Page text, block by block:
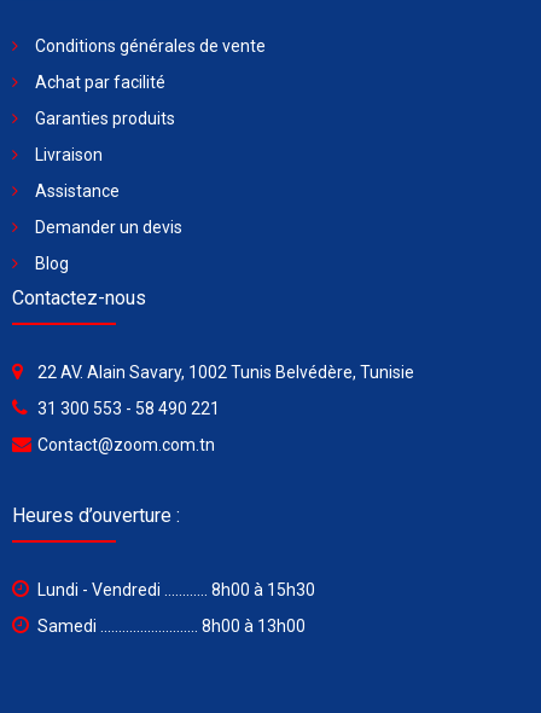
Conditions générales de vente
Achat par facilité
Garanties produits
Livraison
Assistance
Demander un devis
Blog
Contactez-nous
22 AV. Alain Savary, 1002 Tunis Belvédère, Tunisie
31 300 553 - 58 490 221
Contact@zoom.com.tn
Heures d’ouverture :
Lundi - Vendredi ............ 8h00 à 15h30
Samedi ........................... 8h00 à 13h00